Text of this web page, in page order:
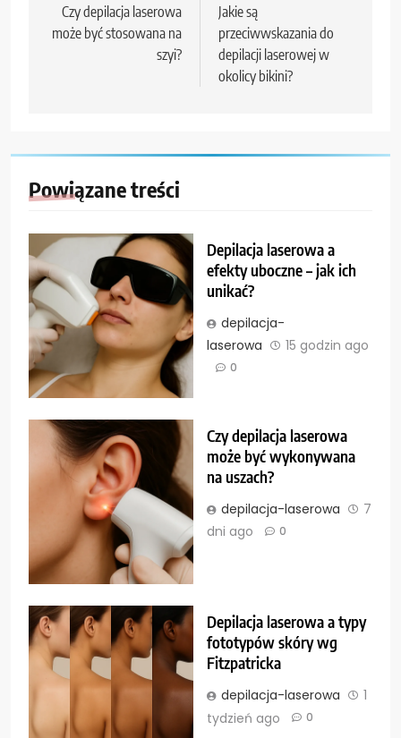
wpisu
Czy depilacja laserowa
może być stosowana na
szyi?
Jakie są
przeciwwskazania do
depilacji laserowej w
okolicy bikini?
Powiązane treści
Depilacja laserowa a
efekty uboczne – jak ich
unikać?
depilacja-
laserowa
15 godzin ago
0
Czy depilacja laserowa
może być wykonywana
na uszach?
depilacja-laserowa
7
dni ago
0
Depilacja laserowa a typy
fototypów skóry wg
Fitzpatricka
depilacja-laserowa
1
tydzień ago
0